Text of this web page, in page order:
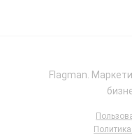
Flagman.